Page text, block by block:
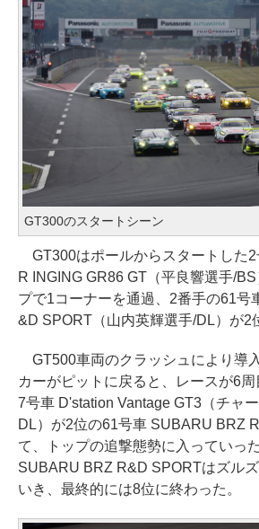
GT300のスタートシーン
GT300はポールからスタートした2
R INGING GR86 GT（平良響選手/
プで1コーナーを通過、2番手の61号
&D SPORT（山内英輝選手/DL）が2
GT500車両のクラッシュにより導
カーがピットに戻ると、レースが6
7号車 D'station Vantage GT3（チャ
DL）が2位の61号車 SUBARU BRZ
て、トップの追撃態勢に入っていっ
SUBARU BRZ R&D SPORTはズル
いき、最終的には8位に終わった。